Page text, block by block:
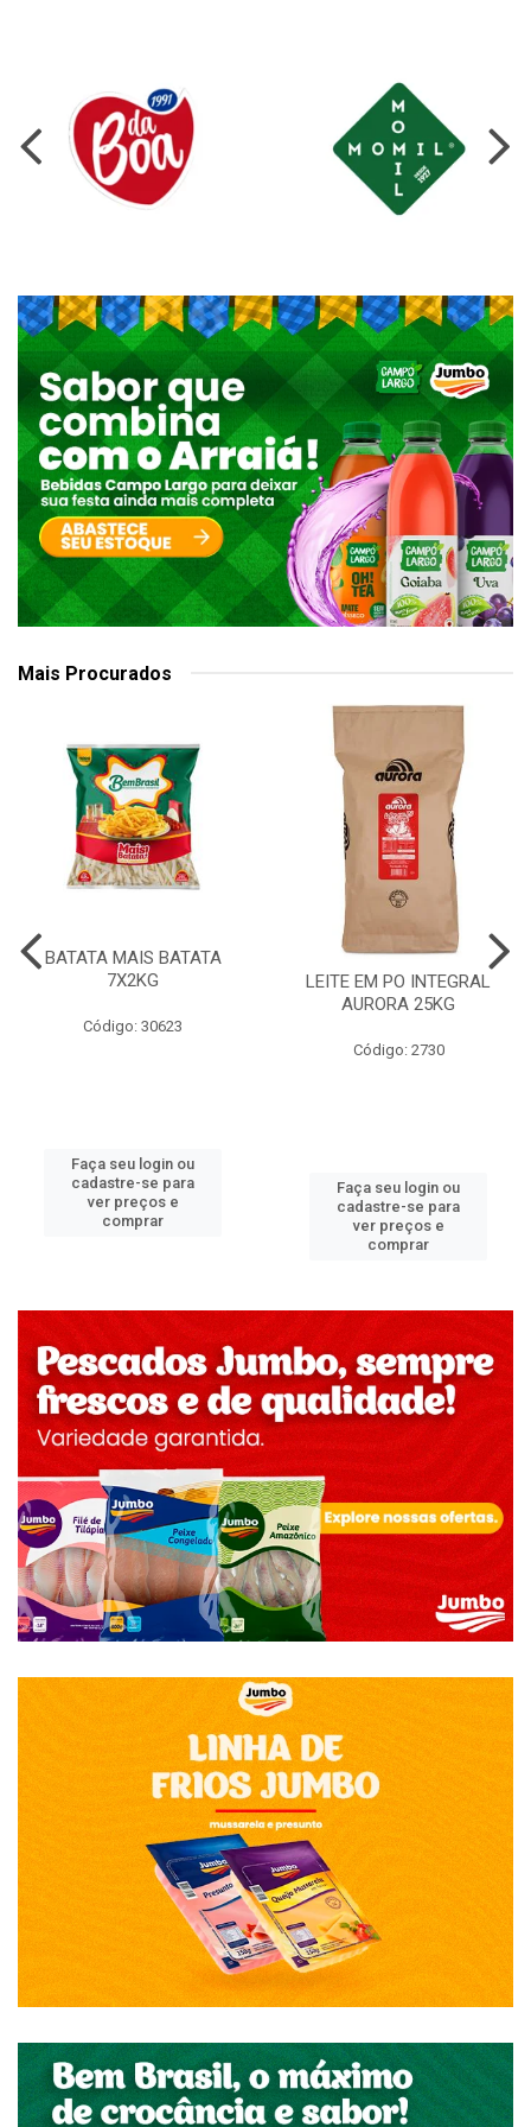
Mais Procurados
BATATA MAIS BATATA
7X2KG
Código: 30623
Faça seu login ou
cadastre-se para
ver preços e
comprar
LEITE EM PO INTEGRAL
AURORA 25KG
Código: 2730
Faça seu login ou
cadastre-se para
ver preços e
comprar